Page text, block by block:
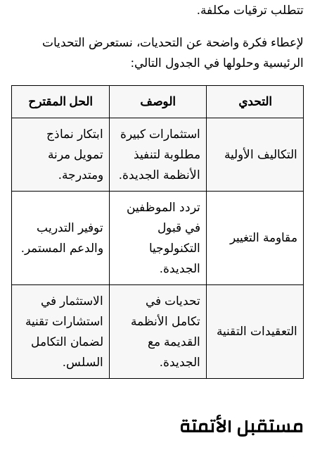
تتطلب ترقيات مكلفة.
لإعطاء فكرة واضحة عن التحديات، نستعرض التحديات
الرئيسية وحلولها في الجدول التالي:
التحدي الوصف الحل المقترح
التكاليف الأولية
استثمارات كبيرة
مطلوبة لتنفيذ
الأنظمة الجديدة.
ابتكار نماذج
تمويل مرنة
ومتدرجة.
مقاومة التغيير
تردد الموظفين
في قبول
التكنولوجيا
الجديدة.
توفير التدريب
والدعم المستمر.
التعقيدات التقنية
تحديات في
تكامل الأنظمة
القديمة مع
الجديدة.
الاستثمار في
استشارات تقنية
لضمان التكامل
السلس.
مستقبل الأتمتة